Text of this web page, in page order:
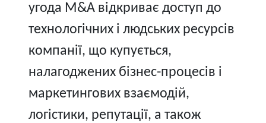
угода M&A відкриває доступ до
технологічних і людських ресурсів
компанії, що купується,
налагоджених бізнес-процесів і
маркетингових взаємодій,
логістики, репутації, а також